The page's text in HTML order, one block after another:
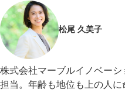
松尾 久美子
株式会社マーブルイノベー
担当。年齢も地位も上の人